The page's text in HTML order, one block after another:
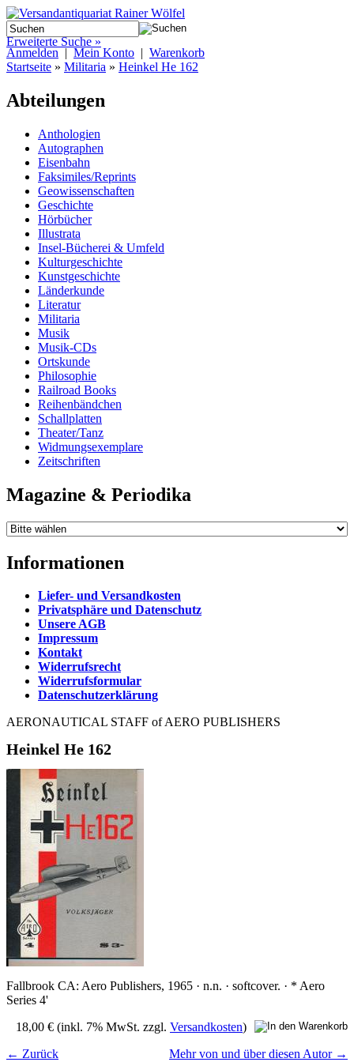
Erweiterte Suche »
Anmelden | Mein Konto | Warenkorb
Startseite » Militaria » Heinkel He 162
Abteilungen
Anthologien
Autographen
Eisenbahn
Faksimiles/Reprints
Geowissenschaften
Geschichte
Hörbücher
Illustrata
Insel-Bücherei & Umfeld
Kulturgeschichte
Kunstgeschichte
Länderkunde
Literatur
Militaria
Musik
Musik-CDs
Ortskunde
Philosophie
Railroad Books
Reihenbändchen
Schallplatten
Theater/Tanz
Widmungsexemplare
Zeitschriften
Magazine & Periodika
Informationen
Liefer- und Versandkosten
Privatsphäre und Datenschutz
Unsere AGB
Impressum
Kontakt
Widerrufsrecht
Widerrufsformular
Datenschutzerklärung
AERONAUTICAL STAFF of AERO PUBLISHERS
Heinkel He 162
Fallbrook CA: Aero Publishers, 1965 · n.n. · softcover. · * Aero
Series 4'
18,00 € (inkl. 7% MwSt. zzgl. Versandkosten)
Mehr von und über diesen Autor →
← Zurück